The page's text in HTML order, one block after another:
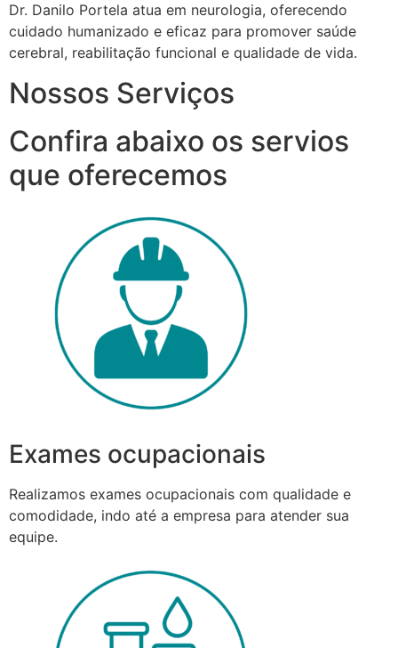
Dr. Danilo Portela atua em neurologia, oferecendo
cuidado humanizado e eficaz para promover saúde
cerebral, reabilitação funcional e qualidade de vida.
Nossos Serviços
Confira abaixo os servios
que oferecemos
Exames ocupacionais
Realizamos exames ocupacionais com qualidade e
comodidade, indo até a empresa para atender sua
equipe.